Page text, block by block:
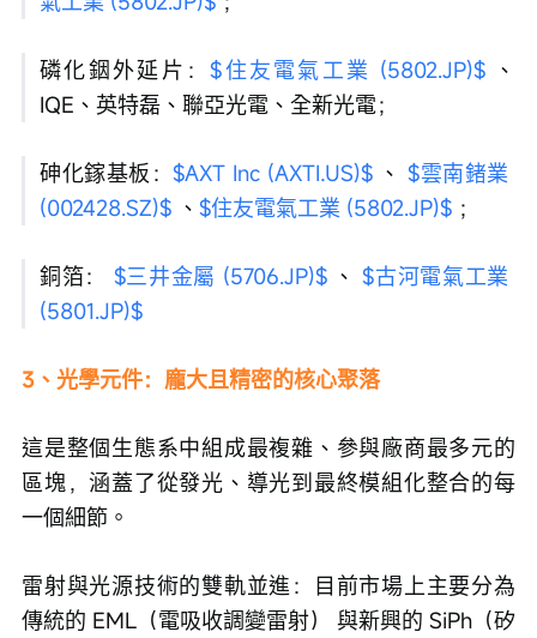
磷化銦外延片：$住友電氣工業 (5802.JP)$ 、
IQE、英特磊、聯亞光電、全新光電；
砷化鎵基板：$AXT Inc (AXTI.US)$ 、 $雲南鍺業
(002428.SZ)$ 、 $住友電氣工業 (5802.JP)$ ；
銅箔： $三井金屬 (5706.JP)$ 、 $古河電氣工業
(5801.JP)$
3、光學元件：龐大且精密的核心聚落
這是整個生態系中組成最複雜、參與廠商最多元的
區塊，涵蓋了從發光、導光到最終模組化整合的每
一個細節。
雷射與光源技術的雙軌並進：目前市場上主要分為
傳統的 EML（電吸收調變雷射） 與新興的 SiPh（矽